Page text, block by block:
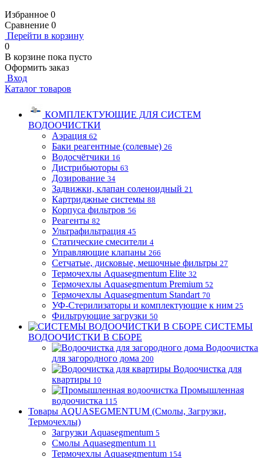
Избранное 0
Сравнение 0
Перейти в корзину
0
В корзине пока пусто
Оформить заказ
Вход
Каталог товаров
КОМПЛЕКТУЮЩИЕ ДЛЯ СИСТЕМ
ВОДООЧИСТКИ
Аэрация 62
Баки реагентные (солевые) 26
Водосчётчики 16
Дистрибьюторы 63
Дозирование 34
Задвижки, клапан соленоидный 21
Картриджные системы 88
Корпуса фильтров 56
Реагенты 82
Ультрафильтрация 45
Статические смесители 4
Управляющие клапаны 266
Сетчатые, дисковые, мешочные фильтры 27
Термочехлы Aquasegmentum Elite 32
Термочехлы Aquasegmentum Premium 52
Термочехлы Aquasegmentum Standart 70
УФ-Стерилизаторы и комплектующие к ним 25
Фильтрующие загрузки 50
СИСТЕМЫ
ВОДООЧИСТКИ В СБОРЕ
Водоочистка
для загородного дома 200
Водоочистка для
квартиры 10
Промышленная
водоочистка 115
Товары AQUASEGMENTUM (Смолы, Загрузки,
Термочехлы)
Загрузки Aquasegmentum 5
Смолы Aquasegmentum 11
Термочехлы Aquasegmentum 154